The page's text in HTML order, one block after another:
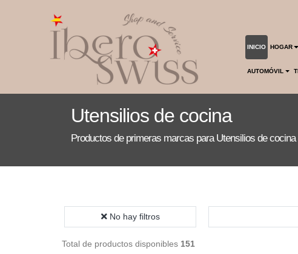
INICIO HOGAR
AUTOMÓVIL
Utensilios de cocina
Productos de primeras marcas para Utensilios de cocina
No hay filtros
Total de productos disponibles 151